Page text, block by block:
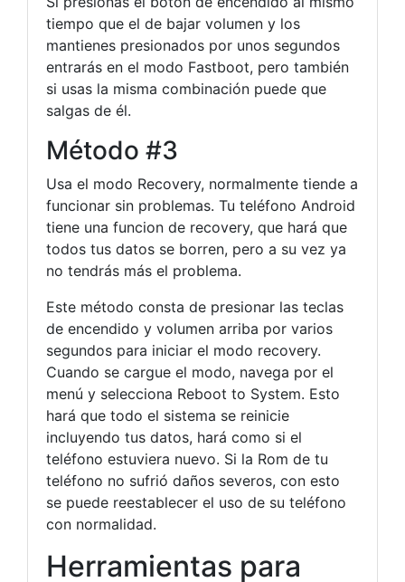
tiempo que el de bajar volumen y los
mantienes presionados por unos segundos
entrarás en el modo Fastboot, pero también
si usas la misma combinación puede que
salgas de él.
Método #3
Usa el modo Recovery, normalmente tiende a
funcionar sin problemas. Tu teléfono Android
tiene una funcion de recovery, que hará que
todos tus datos se borren, pero a su vez ya
no tendrás más el problema.
Este método consta de presionar las teclas
de encendido y volumen arriba por varios
segundos para iniciar el modo recovery.
Cuando se cargue el modo, navega por el
menú y selecciona Reboot to System. Esto
hará que todo el sistema se reinicie
incluyendo tus datos, hará como si el
teléfono estuviera nuevo. Si la Rom de tu
teléfono no sufrió daños severos, con esto
se puede reestablecer el uso de su teléfono
con normalidad.
Herramientas para